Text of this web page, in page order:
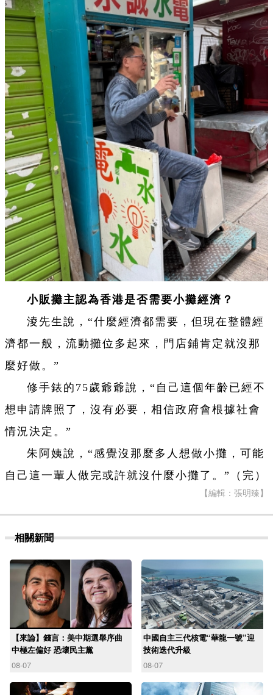
小販攤主認為香港是否需要小攤經濟？
淩先生說，“什麼經濟都需要，但現在整體經
濟都一般，流動攤位多起來，門店鋪肯定就沒那
麼好做。”
修手錶的75歲爺爺說，“自己這個年齡已經不
想申請牌照了，沒有必要，相信政府會根據社會
情況決定。”
朱阿姨說，“感覺沒那麼多人想做小攤，可能
自己這一輩人做完或許就沒什麼小攤了。”
（完）
【編輯：張明臻】
相關新聞
【來論】錢言：美中期選舉序曲
中極左偏好 恐壞民主黨
08-07
中國自主三代核電“華龍一號”迎
技術迭代升級
08-07